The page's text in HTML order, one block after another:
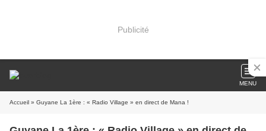
Publicité
MENU
Accueil » Guyane La 1ère : « Radio Village » en direct de Mana !